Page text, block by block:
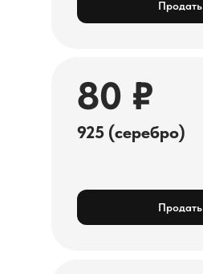
Продать
80 ₽
925 (серебро)
Продать